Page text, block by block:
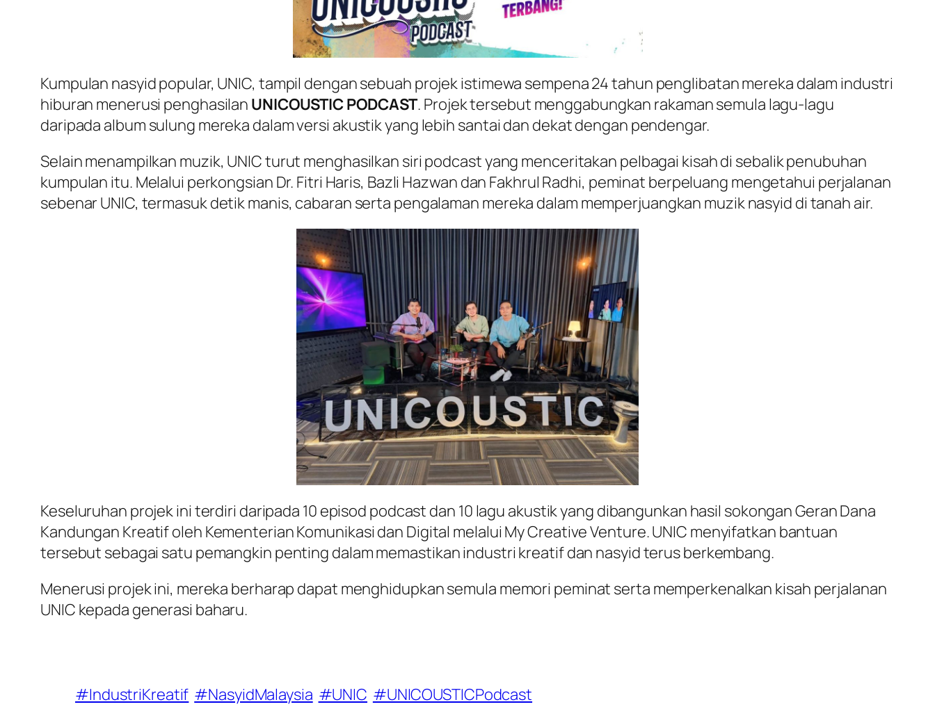
Kumpulan nasyid popular, UNIC, tampil dengan sebuah projek istimewa sempena 24 tahun penglibatan mereka dalam industri
hiburan menerusi penghasilan UNICOUSTIC PODCAST. Projek tersebut menggabungkan rakaman semula lagu-lagu
daripada album sulung mereka dalam versi akustik yang lebih santai dan dekat dengan pendengar.
Selain menampilkan muzik, UNIC turut menghasilkan siri podcast yang menceritakan pelbagai kisah di sebalik penubuhan
kumpulan itu. Melalui perkongsian Dr. Fitri Haris, Bazli Hazwan dan Fakhrul Radhi, peminat berpeluang mengetahui perjalanan
sebenar UNIC, termasuk detik manis, cabaran serta pengalaman mereka dalam memperjuangkan muzik nasyid di tanah air.
Keseluruhan projek ini terdiri daripada 10 episod podcast dan 10 lagu akustik yang dibangunkan hasil sokongan Geran Dana
Kandungan Kreatif oleh Kementerian Komunikasi dan Digital melalui My Creative Venture. UNIC menyifatkan bantuan
tersebut sebagai satu pemangkin penting dalam memastikan industri kreatif dan nasyid terus berkembang.
Menerusi projek ini, mereka berharap dapat menghidupkan semula memori peminat serta memperkenalkan kisah perjalanan
UNIC kepada generasi baharu.
#IndustriKreatif #NasyidMalaysia #UNIC #UNICOUSTICPodcast